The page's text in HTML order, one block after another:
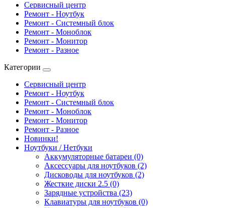
Сервисный центр
Ремонт - Ноутбук
Ремонт - Системный блок
Ремонт - Моноблок
Ремонт - Монитор
Ремонт - Разное
Категории
Сервисный центр
Ремонт - Ноутбук
Ремонт - Системный блок
Ремонт - Моноблок
Ремонт - Монитор
Ремонт - Разное
Новинки!
Ноутбуки / Нетбуки
Аккумуляторные батареи (0)
Аксессуары для ноутбуков (2)
Дисководы для ноутбуков (2)
Жесткие диски 2.5 (0)
Зарядные устройства (23)
Клавиатуры для ноутбуков (0)